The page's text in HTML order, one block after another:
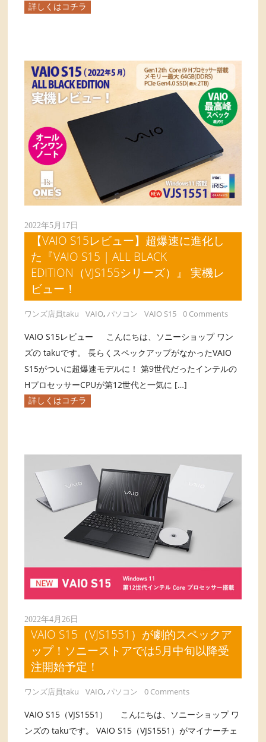
詳しくはコチラ
2022年5月17日
【VAIO S15レビュー】超爆速に進化し
た『VAIO S15 | ALL BLACK
EDITION（VJS155シリーズ）』 実機レ
ビュー！
ワンズ店員taku VAIO, パソコン VAIO S15 0 Comments
VAIO S15レビュー こんにちは、ソニーショップ ワン
ズの takuです。 長らくスペックアップがなかったVAIO
S15がついに超爆速モデルに！ 第9世代だったインテルの
HプロセッサーCPUが第12世代と一気に […]
詳しくはコチラ
2022年4月26日
VAIO S15（VJS1551）が劇的スペックア
ップ！ソニーストアでは5月中旬以降受
注開始予定！
ワンズ店員taku VAIO, パソコン 0 Comments
VAIO S15（VJS1551） こんにちは、ソニーショップ ワ
ンズの takuです。 VAIO S15（VJS1551）がマイナーチェ